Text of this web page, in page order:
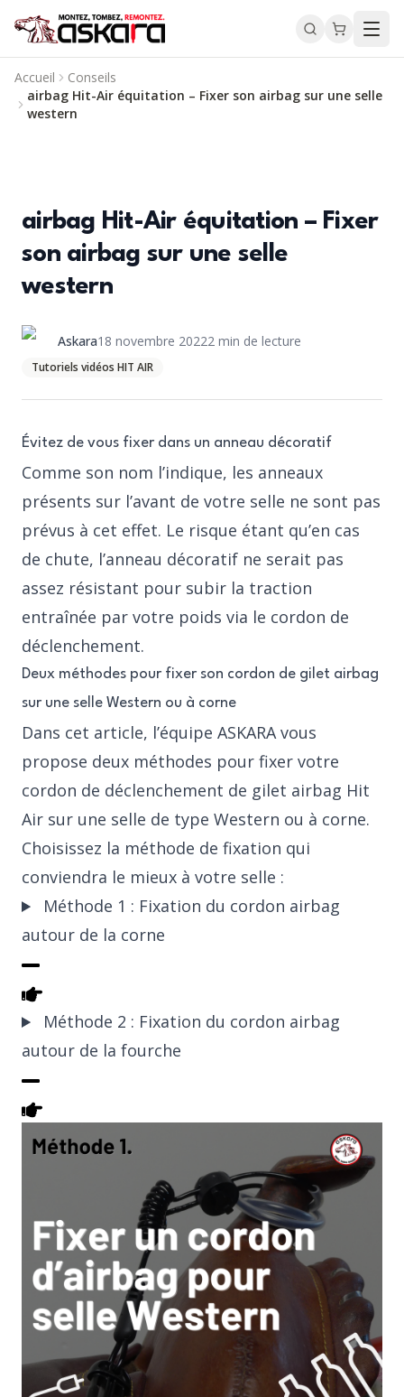
Accueil
Conseils
airbag Hit-Air équitation – Fixer son airbag sur une selle
western
airbag Hit-Air équitation – Fixer
son airbag sur une selle
western
Askara18 novembre 20222 min de lecture
Tutoriels vidéos HIT AIR
Évitez de vous fixer dans un anneau décoratif
Comme son nom l’indique, les anneaux
présents sur l’avant de votre selle ne sont pas
prévus à cet effet. Le risque étant qu’en cas
de chute, l’anneau décoratif ne serait pas
assez résistant pour subir la traction
entraînée par votre poids via le cordon de
déclenchement.
Deux méthodes pour fixer son cordon de gilet airbag
sur une selle Western ou à corne
Dans cet article, l’équipe ASKARA vous
propose deux méthodes pour fixer votre
cordon de déclenchement de gilet airbag Hit
Air sur une selle de type Western ou à corne.
Choisissez la méthode de fixation qui
conviendra le mieux à votre selle :
Méthode 1 : Fixation du cordon airbag
autour de la corne
Méthode 2 : Fixation du cordon airbag
autour de la fourche